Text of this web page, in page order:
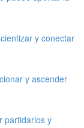
y conectar
y ascender
partidarios y